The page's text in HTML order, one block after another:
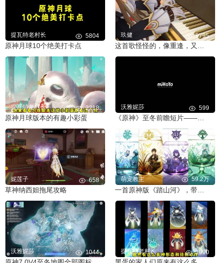
提瓦特老村长 5804
原神月球10个绝美打卡点
玖健 9795
这首歌怪怪的，像重逢，又像离别
提瓦特老村长 2218
原神月球版本的有趣小彩蛋
沃雅妮莎 599
妮莲子 658
草神纳西妲拖尾攻略
萌宠教主 59.2万
沃雅妮莎 1044 提瓦特老村长 1990